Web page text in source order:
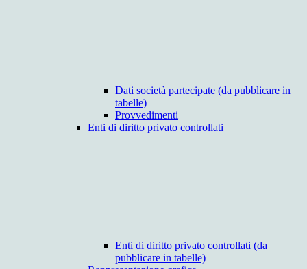
Dati società partecipate (da pubblicare in
tabelle)
Provvedimenti
Enti di diritto privato controllati
Enti di diritto privato controllati (da
pubblicare in tabelle)